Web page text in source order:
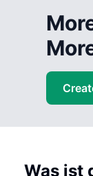
Was ist